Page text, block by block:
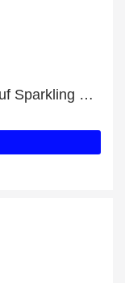
Profitieren Sie von 10% Rabatt auf Sparkling Big - Ohrringe Topas (blau) Silber und andere 68-Angebote